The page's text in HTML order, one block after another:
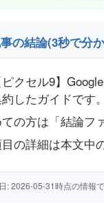
の結論(3秒で分
ピクセル9】
したガイドです。
の方は「結論フ
の詳細は本文中
: 2026-05-31時点の情報